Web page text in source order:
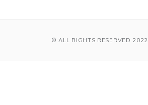
© ALL RIGHTS RESERVED 2022